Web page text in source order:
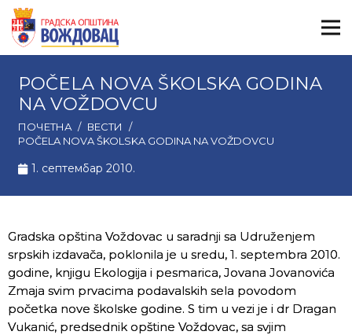
POČELA NOVA ŠKOLSKA GODINA
NA VOŽDOVCU
ПОЧЕТНА / ВЕСТИ
/
POČELA NOVA ŠKOLSKA GODINA NA VOŽDOVCU
1. септембар 2010.
Gradska opština Voždovac u saradnji sa Udruženjem
srpskih izdavača, poklonila je u sredu, 1. septembra 2010.
godine, knjigu Ekologija i pesmarica, Jovana Jovanovića
Zmaja svim prvacima podavalskih sela povodom
početka nove školske godine. S tim u vezi je i dr Dragan
Vukanić, predsednik opštine Voždovac, sa svjim